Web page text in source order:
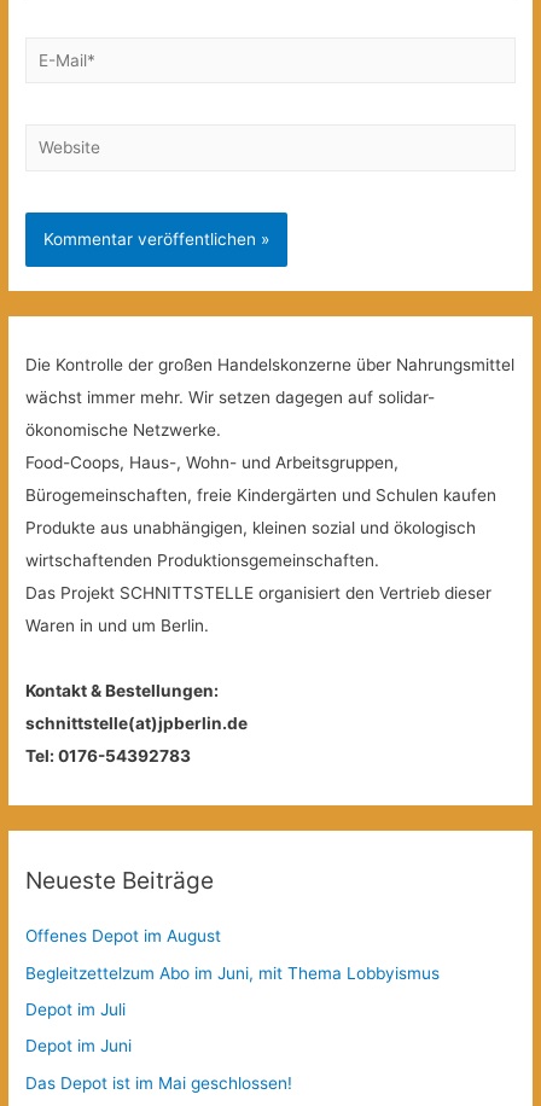
E-
Website
Die Kontrolle der großen Handelskonzerne über Nahrungsmittel
wächst immer mehr. Wir setzen dagegen auf solidar-
ökonomische Netzwerke.
Food-Coops, Haus-, Wohn- und Arbeitsgruppen,
Bürogemeinschaften, freie Kindergärten und Schulen kaufen
Produkte aus unabhängigen, kleinen sozial und ökologisch
wirtschaftenden Produktionsgemeinschaften.
Das Projekt SCHNITTSTELLE organisiert den Vertrieb dieser
Waren in und um Berlin.
Kontakt & Bestellungen:
schnittstelle(at)jpberlin.de
Tel: 0176-54392783
Neueste Beiträge
Offenes Depot im August
Begleitzettelzum Abo im Juni, mit Thema Lobbyismus
Depot im Juli
Depot im Juni
Das Depot ist im Mai geschlossen!